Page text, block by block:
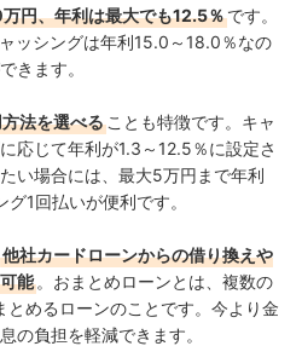
円、年利は最大でも12.5％です。
ッシングは年利15.0～18.0％なの
きます。
法を選べる ことも特徴です。キャ
応じて年利が1.3～12.5％に設定さ
い場合には、最大5万円まで年利
1回払いが便利です。
他社カードローンからの借り換えや
能 。おまとめローンとは、複数の
めるローンのことです。今より金
の負担を軽減できます。